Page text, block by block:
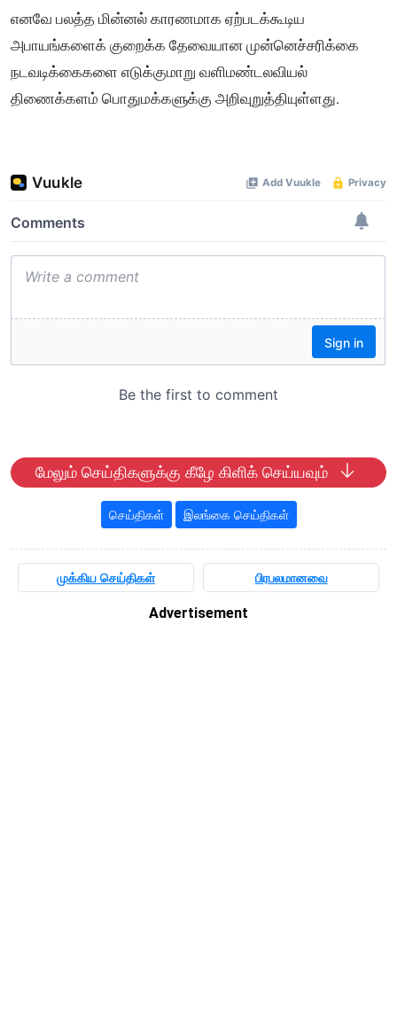
எனவே பலத்த மின்னல் காரணமாக ஏற்படக்கூடிய
அபாயங்களைக் குறைக்க தேவையான முன்னெச்சரிக்கை
நடவடிக்கைகளை எடுக்குமாறு வளிமண்டலவியல்
திணைக்களம் பொதுமக்களுக்கு அறிவுறுத்தியுள்ளது.
மேலும் செய்திகளுக்கு கீழே கிளிக் செய்யவும்
செய்திகள் இலங்கை செய்திகள்
முக்கிய செய்திகள் பிரபலமானவை
Advertisement